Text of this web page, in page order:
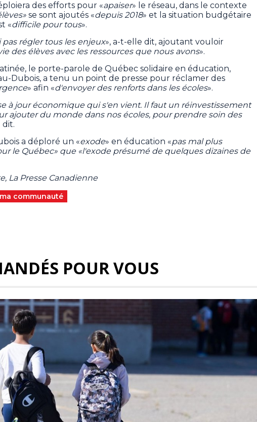
des efforts pour «apaiser» le réseau, dans le contexte
se sont ajoutés «depuis 2018» et la situation budgétaire
«difficile pour tous».
pas régler tous les enjeux», a-t-elle dit, ajoutant vouloir
des élèves avec les ressources que nous avons».
le porte-parole de Québec solidaire en éducation,
Dubois, a tenu un point de presse pour réclamer des
» afin «d'envoyer des renforts dans les écoles».
à jour économique qui s'en vient. Il faut un réinvestissement
ajouter du monde dans nos écoles, pour prendre soin des
dit.
a déploré un «exode» en éducation «pas mal plus
le Québec» que «l'exode présumé de quelques dizaines de
La Presse Canadienne
communauté
POUR VOUS